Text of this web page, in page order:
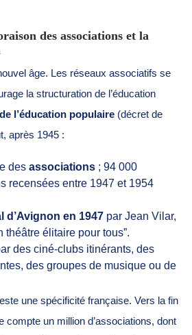
des associations et la
âge. Les réseaux associatifs se
la structuration de l’éducation
l’éducation populaire (décret de
après 1945 :
des associations ; 94 000
recensées entre 1947 et 1954
d’Avignon en 1947 par Jean Vilar,
théâtre élitaire pour tous”.
des ciné-clubs itinérants, des
des groupes de musique ou de
une spécificité française. Vers la fin
compte un million d’associations, dont